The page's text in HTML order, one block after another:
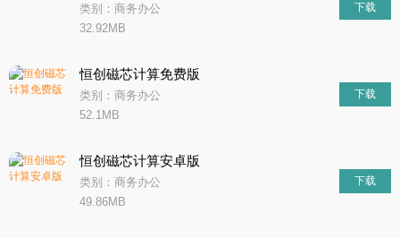
类别：商务办公
32.92MB
下载
恒创磁芯计算免费版
类别：商务办公
52.1MB
下载
恒创磁芯计算安卓版
类别：商务办公
49.86MB
下载